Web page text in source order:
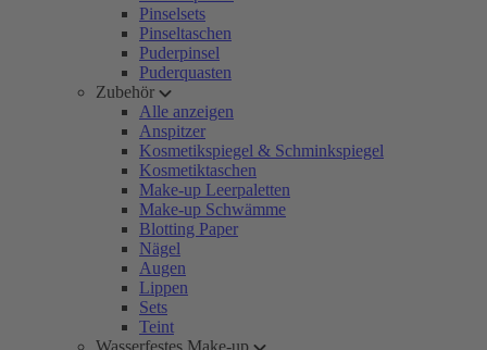
Pinselsets
Pinseltaschen
Puderpinsel
Puderquasten
Zubehör
Alle anzeigen
Anspitzer
Kosmetikspiegel & Schminkspiegel
Kosmetiktaschen
Make-up Leerpaletten
Make-up Schwämme
Blotting Paper
Nägel
Augen
Lippen
Sets
Teint
Wasserfestes Make-up